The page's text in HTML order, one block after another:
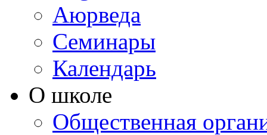
Аюрведа
Семинары
Календарь
О школе
Общественная